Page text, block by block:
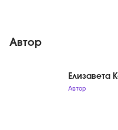
Автор
Елизавета
Автор